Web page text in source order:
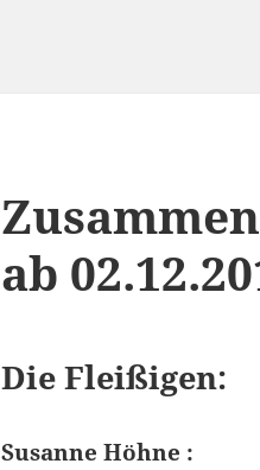
ab
Die Fleißigen:
Susanne Höhne :